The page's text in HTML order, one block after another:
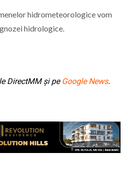
hidrometeorologice vom
hidrologice.
DirectMM și pe Google News.